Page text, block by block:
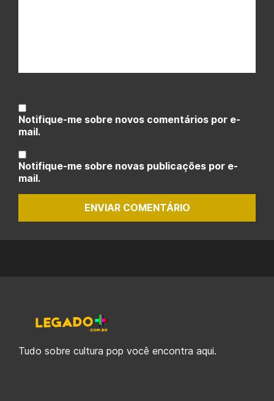
Notifique-me sobre novos comentários por e-
mail.
Notifique-me sobre novas publicações por e-
mail.
ENVIAR COMENTÁRIO
Tudo sobre cultura pop você encontra aqui.